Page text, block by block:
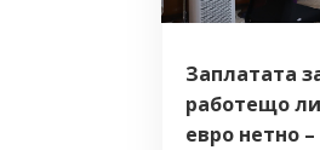
Заплатата
работещо
евро нетно –